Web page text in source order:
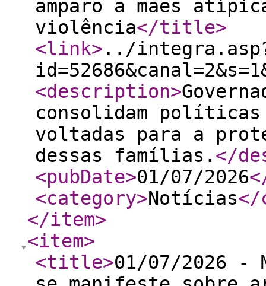
amparo a mães
violência</title>
<link> ../
<description>
consolidam políticas
voltadas para a
dessas famílias. </
<pubDate>01/07/2026
<category>Notícias</
</item>
<item>
<title>01/07/2026 -